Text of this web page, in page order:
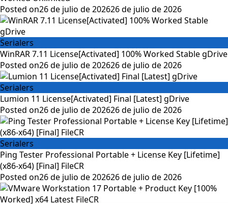
Posted on26 de julio de 202626 de julio de 2026
Serialers
WinRAR 7.11 License[Activated] 100% Worked Stable gDrive
Posted on26 de julio de 202626 de julio de 2026
Serialers
Lumion 11 License[Activated] Final [Latest] gDrive
Posted on26 de julio de 202626 de julio de 2026
Serialers
Ping Tester Professional Portable + License Key [Lifetime]
(x86-x64) [Final] FileCR
Posted on26 de julio de 202626 de julio de 2026